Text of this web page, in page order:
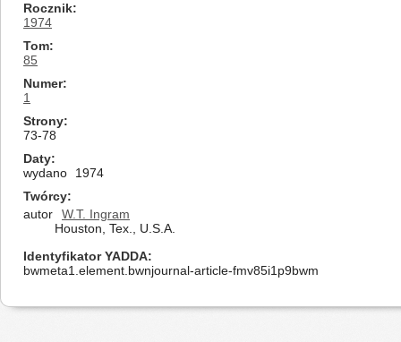
Rocznik
1974
Tom
85
Numer
1
Strony
73-78
Daty
wydano
1974
Twórcy
autor
W.T. Ingram
Houston, Tex., U.S.A.
Identyfikator YADDA
bwmeta1.element.bwnjournal-article-fmv85i1p9bwm